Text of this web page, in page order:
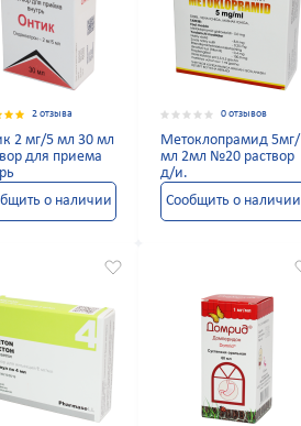
2 отзыва
2 мг/5 мл 30 мл
для приема
о наличии
0 отзывов
Метоклопрамид 5мг/
мл 2мл №20 раствор
д/и.
Сообщить о наличии